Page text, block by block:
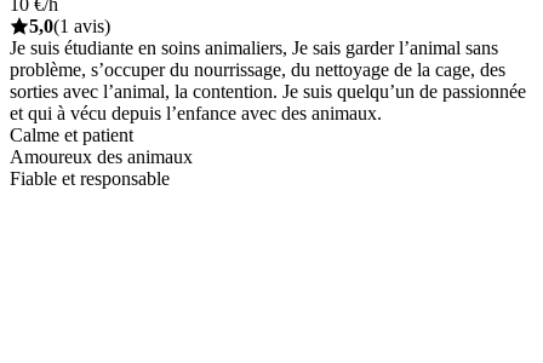
5,0(1 avis)
Je suis étudiante en soins animaliers, Je sais garder l’animal sans
problème, s’occuper du nourrissage, du nettoyage de la cage, des
sorties avec l’animal, la contention. Je suis quelqu’un de passionnée
et qui à vécu depuis l’enfance avec des animaux.
Calme et patient
Amoureux des animaux
Fiable et responsable